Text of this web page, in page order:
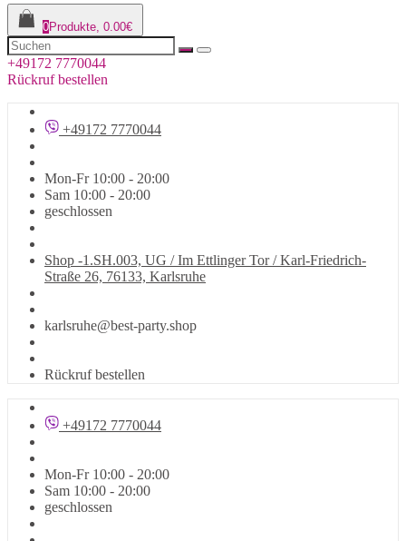
0Produkte, 0.00€
+49172 7770044
Rückruf bestellen
+49172 7770044
Mon-Fr 10:00 - 20:00
Sam 10:00 - 20:00
geschlossen
Shop -1.SH.003, UG / Im Ettlinger Tor / Karl-Friedrich-
Straße 26, 76133, Karlsruhe
karlsruhe@best-party.shop
Rückruf bestellen
+49172 7770044
Mon-Fr 10:00 - 20:00
Sam 10:00 - 20:00
geschlossen